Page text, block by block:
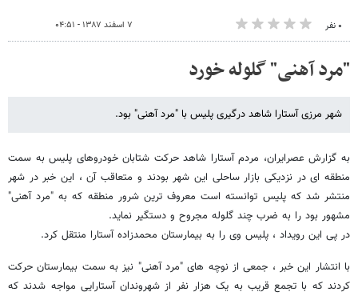
۰ نفر ۷ اسفند ۱۳۸۷ - ۰۴:۵۱
"مرد آهنی" گلوله خورد
شهر مرزی آستارا شاهد درگیری پلیس با "مرد آهنی" بود.
به گزارش عصرایران، مردم آستارا شاهد حرکت شتابان خودروهای پلیس به سمت
منطقه ای در نزدیکی بازار ساحلی این شهر بودند و متعاقب آن ، این خبر در شهر
منتشر شد که پلیس توانسته است معروف ترین شرور منطقه که به "مرد آهنی"
مشهور بود را به ضرب چند گلوله مجروح و دستگیر نماید.
در پی این رویداد ، پلیس وی را به بیمارستان محمدزاده آستارا منتقل کرد.
با انتشار این خبر ، جمعی از نوچه های "مرد آهنی" نیز به سمت بیمارستان حرکت
کردند که با تجمع قریب به یک هزار نفر از شهروندان آستارایی مواجه شدند که